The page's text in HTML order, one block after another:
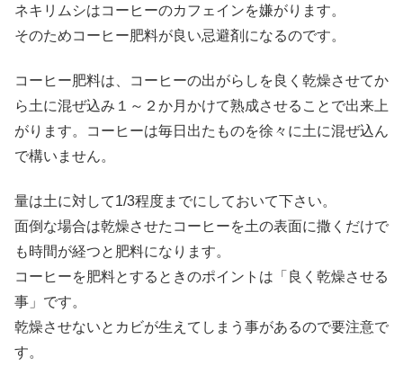
ネキリムシはコーヒーのカフェインを嫌がります。
そのためコーヒー肥料が良い忌避剤になるのです。
コーヒー肥料は、コーヒーの出がらしを良く乾燥させてか
ら土に混ぜ込み１～２か月かけて熟成させることで出来上
がります。コーヒーは毎日出たものを徐々に土に混ぜ込ん
で構いません。
量は土に対して1/3程度までにしておいて下さい。
面倒な場合は乾燥させたコーヒーを土の表面に撒くだけで
も時間が経つと肥料になります。
コーヒーを肥料とするときのポイントは「良く乾燥させる
事」です。
乾燥させないとカビが生えてしまう事があるので要注意で
す。